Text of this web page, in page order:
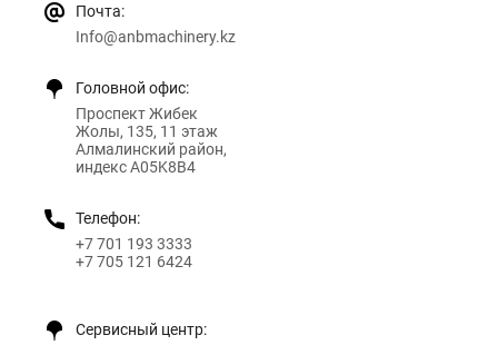
Почта:
Info@anbmachinery.kz
Головной офис:
Проспект Жибек
Жолы, 135, 11 этаж
Алмалинский район,
индекс A05K8B4
Телефон:
+7 701 193 3333
+7 705 121 6424
Сервисный центр: